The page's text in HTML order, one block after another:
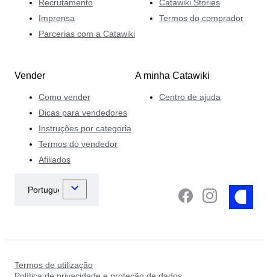
Recrutamento
Imprensa
Parcerias com a Catawiki
Catawiki Stories
Termos do comprador
Vender
Como vender
Dicas para vendedores
Instruções por categoria
Termos do vendedor
Afiliados
A minha Catawiki
Centro de ajuda
Termos de utilização